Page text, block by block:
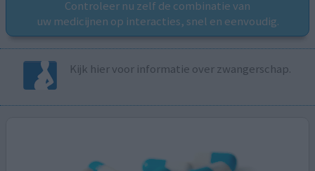
Controleer nu zelf de combinatie van
uw medicijnen op interacties, snel en eenvoudig.
Kijk hier voor informatie over zwangerschap.